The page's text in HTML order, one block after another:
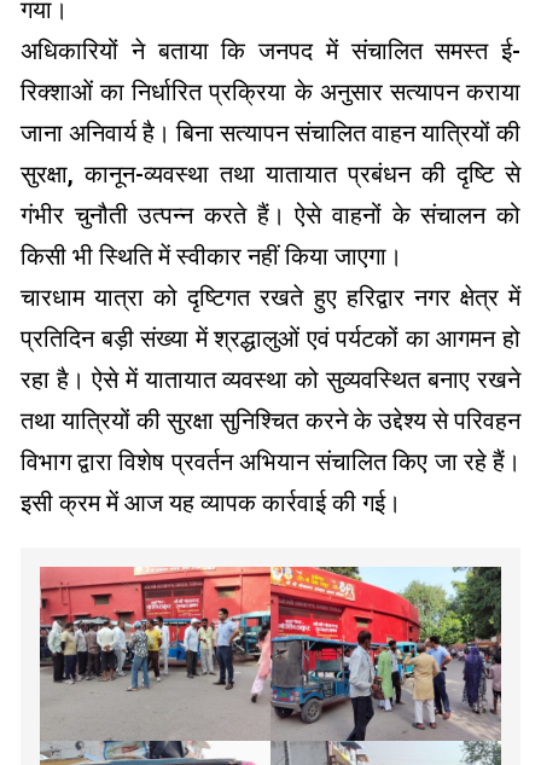
गया।
अधिकारियों ने बताया कि जनपद में संचालित समस्त ई-
रिक्शाओं का निर्धारित प्रक्रिया के अनुसार सत्यापन कराया
जाना अनिवार्य है। बिना सत्यापन संचालित वाहन यात्रियों की
सुरक्षा, कानून-व्यवस्था तथा यातायात प्रबंधन की दृष्टि से
गंभीर चुनौती उत्पन्न करते हैं। ऐसे वाहनों के संचालन को
किसी भी स्थिति में स्वीकार नहीं किया जाएगा।
चारधाम यात्रा को दृष्टिगत रखते हुए हरिद्वार नगर क्षेत्र में
प्रतिदिन बड़ी संख्या में श्रद्धालुओं एवं पर्यटकों का आगमन हो
रहा है। ऐसे में यातायात व्यवस्था को सुव्यवस्थित बनाए रखने
तथा यात्रियों की सुरक्षा सुनिश्चित करने के उद्देश्य से परिवहन
विभाग द्वारा विशेष प्रवर्तन अभियान संचालित किए जा रहे हैं।
इसी क्रम में आज यह व्यापक कार्रवाई की गई।